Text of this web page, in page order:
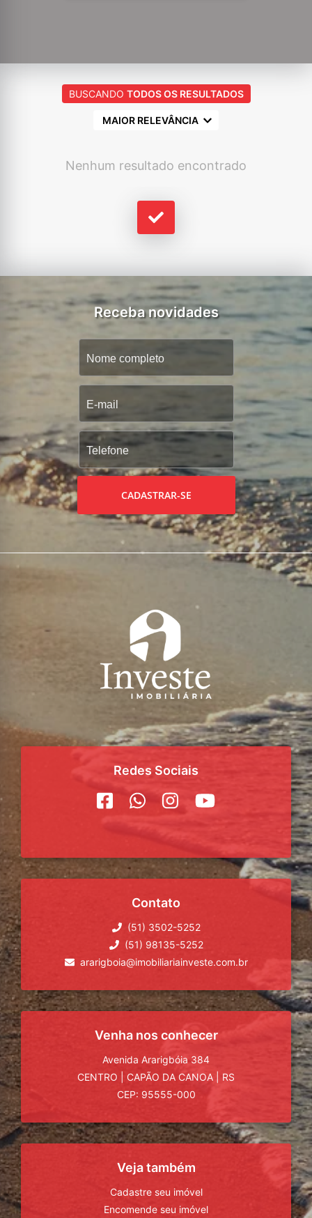
BUSCANDO TODOS OS RESULTADOS
MAIOR RELEVÂNCIA
Nenhum resultado encontrado
Receba novidades
CADASTRAR-SE
Redes Sociais
Contato
(51) 3502-5252
(51) 98135-5252
ararigboia@imobiliariainveste.com.br
Venha nos conhecer
Avenida Ararigbóia 384
CENTRO
CAPÃO DA CANOA
RS
CEP: 95555-000
Veja também
Cadastre seu imóvel
Encomende seu imóvel